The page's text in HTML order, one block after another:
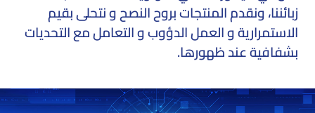
زبائننا، ونقدم المنتجات بروح النصح و نتحلى بقيم
الاستمرارية و العمل الدؤوب و التعامل مع التحديات
بشفافية عند ظهورها.